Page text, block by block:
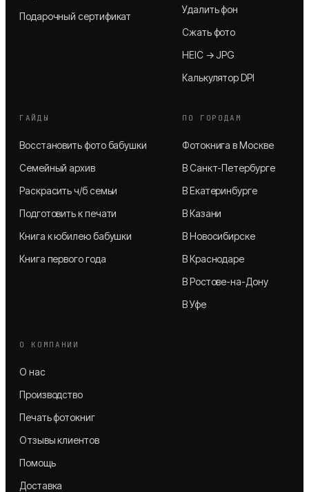
Подарочный сертификат
Удалить фон
Сжать фото
HEIC → JPG
Калькулятор DPI
ГАЙДЫ
Восстановить фото бабушки
Семейный архив
Раскрасить ч/б семьи
Подготовить к печати
Книга к юбилею бабушки
Книга первого года
ПО ГОРОДАМ
Фотокнига в Москве
В Санкт-Петербурге
В Екатеринбурге
В Казани
В Новосибирске
В Краснодаре
В Ростове-на-Дону
В Уфе
О КОМПАНИИ
О нас
Производство
Печать фотокниг
Отзывы клиентов
Помощь
Доставка